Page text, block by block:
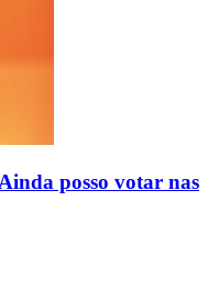
posso votar nas